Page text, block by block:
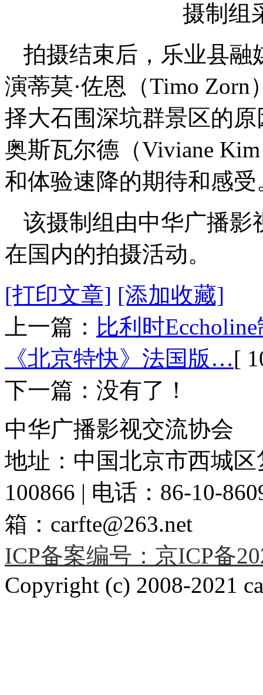
摄制组
拍摄结束后，乐业县融
演蒂莫·佐恩（Timo
择大石围深坑群景区的原
奥斯瓦尔德（Viviane
和体验速降的期待和感受
该摄制组由中华广播影
在国内的拍摄活动。
[打印文章] [添加收藏]
上一篇： 比利时
《北京特快》法国版…[
下一篇：没有了！
中华广播影视交流协会
地址：中国北京市西城
100866 | 电话：86-10-
箱：carfte@263.net
ICP备案编号：京ICP备
Copyright (c) 2008-2021